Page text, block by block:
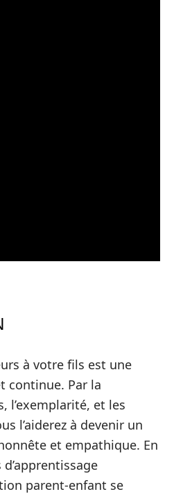
à votre fils est une
continue. Par la
l’exemplarité, et les
l’aiderez à devenir un
et empathique. En
parent-enfant se